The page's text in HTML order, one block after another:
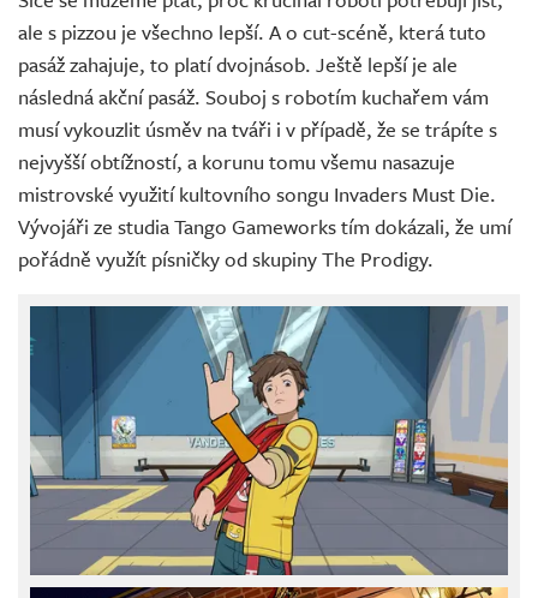
ale s pizzou je všechno lepší. A o cut-scéně, která tuto
pasáž zahajuje, to platí dvojnásob. Ještě lepší je ale
následná akční pasáž. Souboj s robotím kuchařem vám
musí vykouzlit úsměv na tváři i v případě, že se trápíte s
nejvyšší obtížností, a korunu tomu všemu nasazuje
mistrovské využití kultovního songu Invaders Must Die.
Vývojáři ze studia Tango Gameworks tím dokázali, že umí
pořádně využít písničky od skupiny The Prodigy.